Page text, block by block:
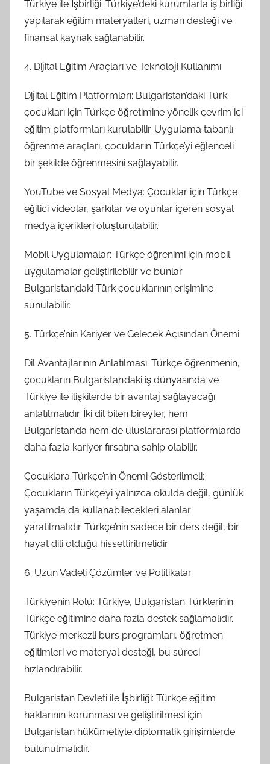
Türkiye ile İşbirliği: Türkiye’deki kurumlarla iş birliği
yapılarak eğitim materyalleri, uzman desteği ve
finansal kaynak sağlanabilir.
4. Dijital Eğitim Araçları ve Teknoloji Kullanımı
Dijital Eğitim Platformları: Bulgaristan’daki Türk
çocukları için Türkçe öğretimine yönelik çevrim içi
eğitim platformları kurulabilir. Uygulama tabanlı
öğrenme araçları, çocukların Türkçe’yi eğlenceli
bir şekilde öğrenmesini sağlayabilir.
YouTube ve Sosyal Medya: Çocuklar için Türkçe
eğitici videolar, şarkılar ve oyunlar içeren sosyal
medya içerikleri oluşturulabilir.
Mobil Uygulamalar: Türkçe öğrenimi için mobil
uygulamalar geliştirilebilir ve bunlar
Bulgaristan’daki Türk çocuklarının erişimine
sunulabilir.
5. Türkçe’nin Kariyer ve Gelecek Açısından Önemi
Dil Avantajlarının Anlatılması: Türkçe öğrenmenin,
çocukların Bulgaristan’daki iş dünyasında ve
Türkiye ile ilişkilerde bir avantaj sağlayacağı
anlatılmalıdır. İki dil bilen bireyler, hem
Bulgaristan’da hem de uluslararası platformlarda
daha fazla kariyer fırsatına sahip olabilir.
Çocuklara Türkçe’nin Önemi Gösterilmeli:
Çocukların Türkçe’yi yalnızca okulda değil, günlük
yaşamda da kullanabilecekleri alanlar
yaratılmalıdır. Türkçe’nin sadece bir ders değil, bir
hayat dili olduğu hissettirilmelidir.
6. Uzun Vadeli Çözümler ve Politikalar
Türkiye’nin Rolü: Türkiye, Bulgaristan Türklerinin
Türkçe eğitimine daha fazla destek sağlamalıdır.
Türkiye merkezli burs programları, öğretmen
eğitimleri ve materyal desteği, bu süreci
hızlandırabilir.
Bulgaristan Devleti ile İşbirliği: Türkçe eğitim
haklarının korunması ve geliştirilmesi için
Bulgaristan hükümetiyle diplomatik girişimlerde
bulunulmalıdır.